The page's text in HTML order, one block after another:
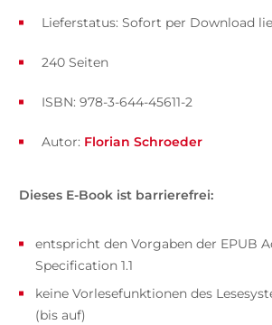
Lieferstatus: Sofort per Download
ISBN: 978-3-644-45611-2
240 Seiten
Autor: Florian Schroeder
Dieses E-Book ist barrierefrei:
entspricht den Vorgaben der EPUB
Specification 1.1
keine Vorlesefunktionen des
(bis auf)